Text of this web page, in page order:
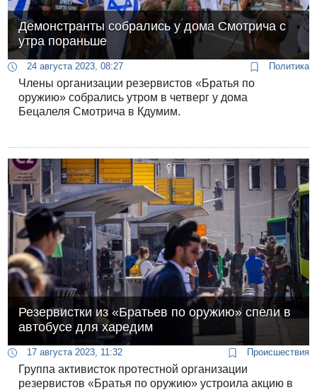
Демонстранты собрались у дома Смотрича с
утра пораньше
24 августа 2023, 08:27 Политика
Члены организации резервистов «Братья по
оружию» собрались утром в четверг у дома
Бецалеля Смотрича в Кдумим.
Резервистки из «Братьев по оружию» спели в
автобусе для харедим
17 августа 2023, 11:32 Происшествия
Группа активисток протестной организации
резервистов «Братья по оружию» устроила акцию в